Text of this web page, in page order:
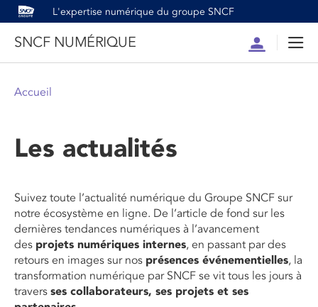
L'expertise numérique du groupe SNCF
SNCF NUMÉRIQUE
Compte
Accueil
Les actualités
Suivez toute l’actualité numérique du Groupe SNCF sur
notre écosystème en ligne. De l’article de fond sur les
dernières tendances numériques à l’avancement
des projets numériques internes, en passant par des
retours en images sur nos présences événementielles, la
transformation numérique par SNCF se vit tous les jours à
travers ses collaborateurs, ses projets et ses